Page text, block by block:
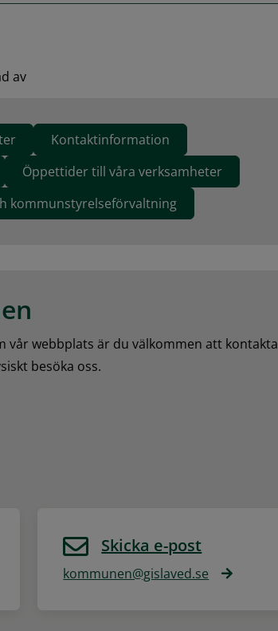
av
Kontaktinformation
Öppettider till våra verksamheter
kommunstyrelseförvaltning
vår webbplats är du välkommen att kontakta
besöka oss.
Skicka e-post
kommunen@gislaved.se